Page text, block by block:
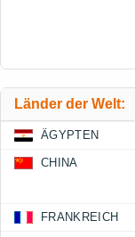
Länder der Welt:
ÄGYPTEN
CHINA
FRANKREICH